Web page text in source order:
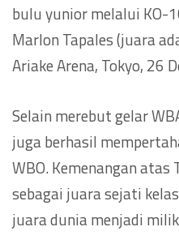
bulu yunior melalui KO-
Marlon Tapales (juara
Ariake Arena, Tokyo, 26
Selain merebut gelar
juga berhasil
WBO. Kemenangan
sebagai juara sejati
juara dunia menjadi